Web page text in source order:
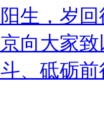
生，岁
京向大家
、砥砺